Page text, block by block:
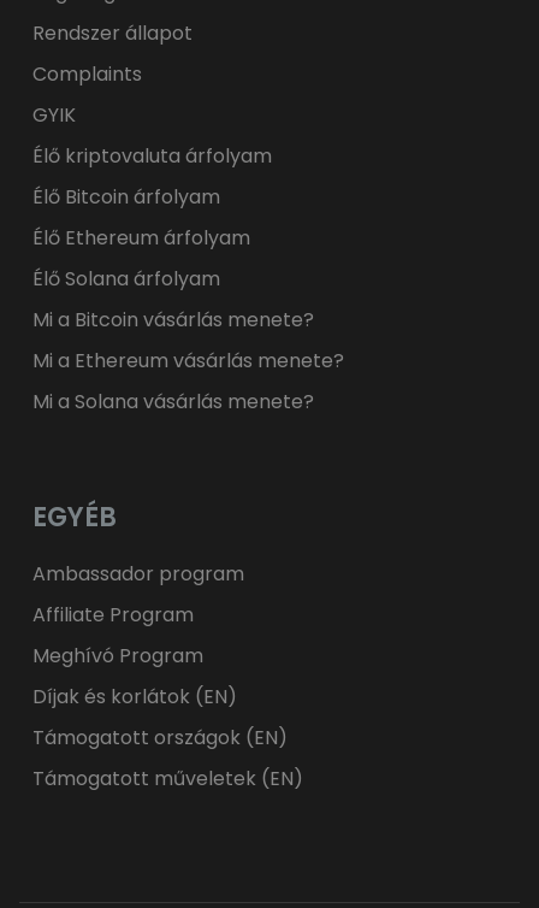
Rendszer állapot
Complaints
GYIK
Élő kriptovaluta árfolyam
Élő Bitcoin árfolyam
Élő Ethereum árfolyam
Élő Solana árfolyam
Mi a Bitcoin vásárlás menete?
Mi a Ethereum vásárlás menete?
Mi a Solana vásárlás menete?
EGYÉB
Ambassador program
Affiliate Program
Meghívó Program
Díjak és korlátok (EN)
Támogatott országok (EN)
Támogatott műveletek (EN)